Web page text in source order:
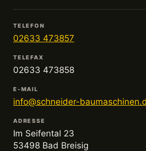
TELEFON
02633 473857
TELEFAX
02633 473858
E-MAIL
info@schneider-
ADRESSE
Im Seifental 23
53498 Bad Breisig